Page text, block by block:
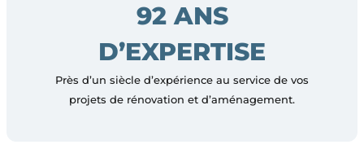
92 ANS
D’EXPERTISE
Près d’un siècle d’expérience au service de vos
projets de rénovation et d’aménagement.